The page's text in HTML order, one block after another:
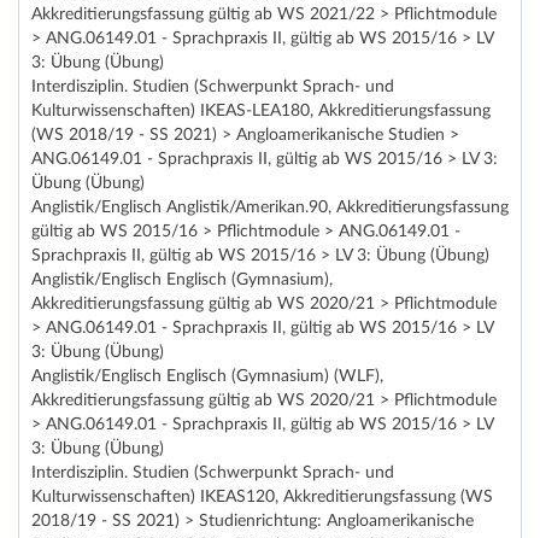
Akkreditierungsfassung gültig ab WS 2021/22 > Pflichtmodule
> ANG.06149.01 - Sprachpraxis II, gültig ab WS 2015/16 > LV
3: Übung (Übung)
Interdisziplin. Studien (Schwerpunkt Sprach- und
Kulturwissenschaften) IKEAS-LEA180, Akkreditierungsfassung
(WS 2018/19 - SS 2021) > Angloamerikanische Studien >
ANG.06149.01 - Sprachpraxis II, gültig ab WS 2015/16 > LV 3:
Übung (Übung)
Anglistik/Englisch Anglistik/Amerikan.90, Akkreditierungsfassung
gültig ab WS 2015/16 > Pflichtmodule > ANG.06149.01 -
Sprachpraxis II, gültig ab WS 2015/16 > LV 3: Übung (Übung)
Anglistik/Englisch Englisch (Gymnasium),
Akkreditierungsfassung gültig ab WS 2020/21 > Pflichtmodule
> ANG.06149.01 - Sprachpraxis II, gültig ab WS 2015/16 > LV
3: Übung (Übung)
Anglistik/Englisch Englisch (Gymnasium) (WLF),
Akkreditierungsfassung gültig ab WS 2020/21 > Pflichtmodule
> ANG.06149.01 - Sprachpraxis II, gültig ab WS 2015/16 > LV
3: Übung (Übung)
Interdisziplin. Studien (Schwerpunkt Sprach- und
Kulturwissenschaften) IKEAS120, Akkreditierungsfassung (WS
2018/19 - SS 2021) > Studienrichtung: Angloamerikanische